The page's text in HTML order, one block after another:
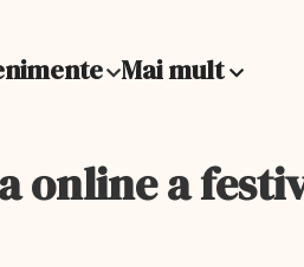
Mai mult
online a